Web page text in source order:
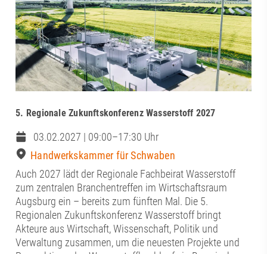
5. Regionale Zukunftskonferenz Wasserstoff 2027
03.02.2027 | 09:00–17:30 Uhr
Handwerkskammer für Schwaben
Auch 2027 lädt der Regionale Fachbeirat Wasserstoff
zum zentralen Branchentreffen im Wirtschaftsraum
Augsburg ein – bereits zum fünften Mal. Die 5.
Regionalen Zukunftskonferenz Wasserstoff bringt
Akteure aus Wirtschaft, Wissenschaft, Politik und
Verwaltung zusammen, um die neuesten Projekte und